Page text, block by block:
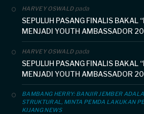
HARVEY OSWALDpada
SEPULUH PASANG FINALIS BAKAL
MENJADI YOUTH AMBASSADOR
HARVEY OSWALDpada
SEPULUH PASANG FINALIS BAKAL
MENJADI YOUTH AMBASSADOR
BAMBANG HERRY: BANJIR JEMBER
STRUKTURAL, MINTA PEMDA LAKUKAN
KIJANG NEWS